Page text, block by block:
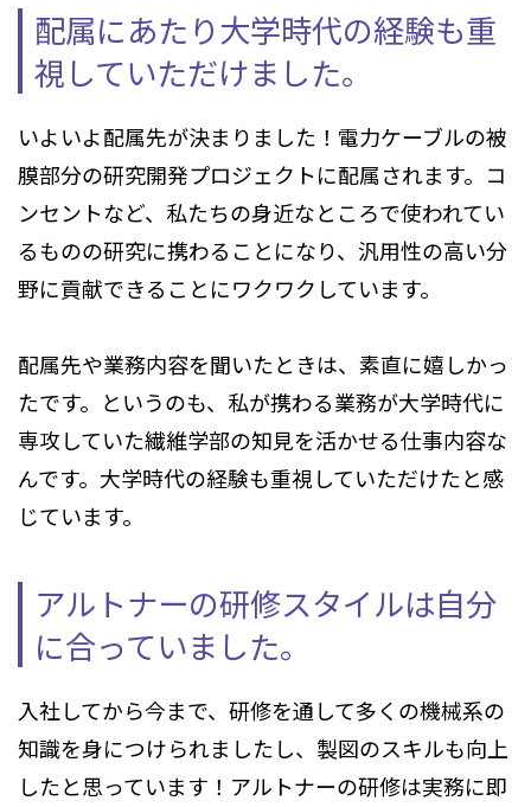
配属にあたり大学時代の経験も重
視していただけました。
いよいよ配属先が決まりました！電力ケーブルの被
膜部分の研究開発プロジェクトに配属されます。コ
ンセントなど、私たちの身近なところで使われてい
るものの研究に携わることになり、汎用性の高い分
野に貢献できることにワクワクしています。
配属先や業務内容を聞いたときは、素直に嬉しかっ
たです。というのも、私が携わる業務が大学時代に
専攻していた繊維学部の知見を活かせる仕事内容な
んです。大学時代の経験も重視していただけたと感
じています。
アルトナーの研修スタイルは自分
に合っていました。
入社してから今まで、研修を通して多くの機械系の
知識を身につけられましたし、製図のスキルも向上
したと思っています！アルトナーの研修は実務に即